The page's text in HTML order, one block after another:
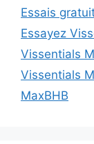
Essais
Essayez
Vissentials
Vissentials
MaxBHB